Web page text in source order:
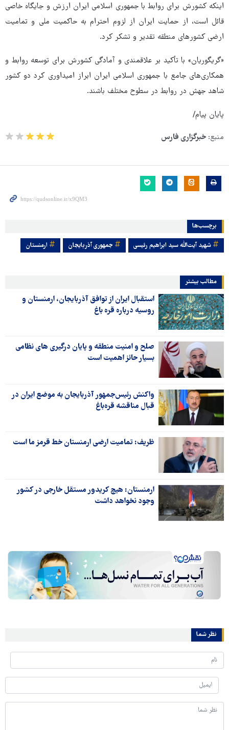
اینکه کشورش برای روابط با جمهوری اسلامی ایران ارزش و جایگاه خاصی
قائل است، از حمایت ایران از لزوم احترام به حاکمیت ملی و تمامیت
ارضی کشورهای منطقه تقدیر و تشکر کرد.
«گریگوریان» با تأکید بر علاقمندی و آمادگی کشورش برای توسعه روابط و
همکاری‌های جامع با جمهوری اسلامی ایران ابراز امیداوری کرد دو کشور
شاهد جهش در روابط در سطوح مختلف باشند.
پایان پیام/
منبع: خبرگزاری فارس
برچسب‌ها
شهید آیت‌الله سید ابراهیم رئیسی جمهوری آذربایجان ارمنستان
مطالب بیشتر
استقبال ایران از توافق آذربایجان، ارمنستان و
روسیه درباره قره باغ
صلح و امنیت منطقه و پایان درگیری های نظامی
بسیار حائز اهمیت است
واکنش رئیس‌جمهور آذربایجان به موضع ایران در
قبال مناقشه قره‌باغ
ظریف: تمامیت ارضی ارمنستان خط قرمز ما است
ارمنستان: هیچ کریدور مستقل خارجی در کشور
وجود نخواهد داشت
نظر شما